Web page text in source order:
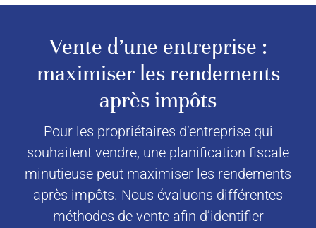
Vente d’une entreprise :
maximiser les rendements
après impôts
Pour les propriétaires d’entreprise qui
souhaitent vendre, une planification fiscale
minutieuse peut maximiser les rendements
après impôts. Nous évaluons différentes
méthodes de vente afin d’identifier